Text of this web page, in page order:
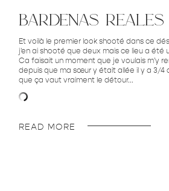
bardenas reales
Et voilà le premier look shooté dans ce
j'en ai shooté que deux mais ce lieu a été
Ca faisait un moment que je voulais m'y
depuis que ma sœur y était allée il y a 3/4
que ça vaut vraiment le détour...
READ MORE